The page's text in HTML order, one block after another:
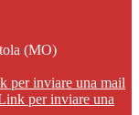
(MO)
per inviare una mail
per inviare una